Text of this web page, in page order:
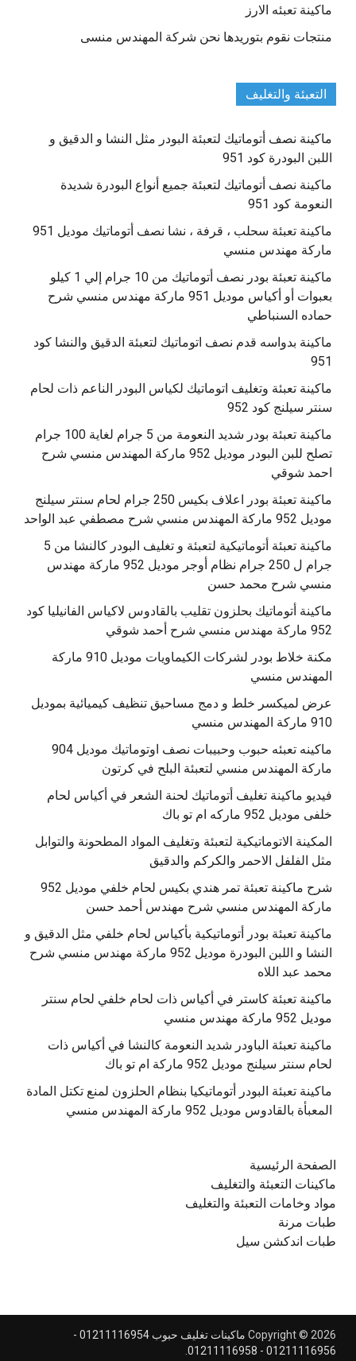
ماكينة تعبئه الارز
منتجات نقوم بتوريدها نحن شركة المهندس منسى
التعبئة والتغليف
ماكينة نصف أتوماتيك لتعبئة البودر مثل النشا و الدقيق و
اللبن البودرة كود 951
ماكينة نصف أتوماتيك لتعبئة جميع أنواع البودرة شديدة
النعومة كود 951
ماكينة تعبئة سحلب ، قرفة ، نشا نصف أتوماتيك موديل 951
ماركة مهندس منسي
ماكينة تعبئة بودر نصف أتوماتيك من 10 جرام إلي 1 كيلو
بعبوات أو أكياس موديل 951 ماركة مهندس منسي شرح
حماده السنباطي
ماكينة بدواسه قدم نصف اتوماتيك لتعبئة الدقيق والنشا كود
951
ماكينة تعبئة وتغليف اتوماتيك لكياس البودر الناعم ذات لحام
سنتر سيلنج كود 952
ماكينة تعبئة بودر شديد النعومة من 5 جرام لغاية 100 جرام
تصلح للبن البودر موديل 952 ماركة المهندس منسي شرح
احمد شوقي
ماكينة تعبئة بودر اعلاف بكيس 250 جرام لحام سنتر سيلنج
موديل 952 ماركة المهندس منسي شرح مصطفي عبد الواحد
ماكينة تعبئة أتوماتيكية لتعبئة و تغليف البودر كالنشا من 5
جرام ل 250 جرام نظام أوجر موديل 952 ماركة مهندس
منسي شرح محمد حسن
‫ماكينة أتوماتيك بحلزون تقليب بالقادوس لاكياس الفانيليا كود
مكنة خلاط بودر لشركات الكيماويات موديل 910 ماركة
المهندس منسي
عرض لميكسر خلط و دمج مساحيق تنظيف كيميائية بموديل
910 ماركة المهندس منسي
‫ماكينه تعبئه حبوب وحبيبات نصف اوتوماتيك موديل 904
‫فيديو ماكينة تغليف أتوماتيك لحنة الشعر في أكياس لحام
خلفى موديل 952 ماركه ام تو باك
المكينة الاتوماتيكية لتعبئة وتغليف المواد المطحونة والتوابل
مثل الفلفل الاحمر والكركم والدقيق
‫شرح ماكينة تعبئة تمر هندي بكيس لحام خلفي موديل 952
ماكينة تعبئة بودر أتوماتيكية بأكياس لحام خلفي مثل الدقيق و
النشا و اللبن البودرة موديل 952 ماركة مهندس منسي شرح
محمد عبد اللاه
‫ماكينة تعبئة كاستر في أكياس ذات لحام خلفي لحام سنتر
موديل 952 ماركة مهندس منسي
‫ماكينة تعبئة الباودر شديد النعومة كالنشا في أكياس ذات
‫ماكينة تعبئة البودر أتوماتيكيا بنظام الحلزون لمنع تكتل المادة
الصفحة الرئيسية
ماكينات التعبئة والتغليف
مواد وخامات التعبئة والتغليف
طبات مرنة
طبات اندكشن سيل
Copyright © 2026
ماكينات تغليف حبوب 01211116954 -
01211116956 - 01211116958
.